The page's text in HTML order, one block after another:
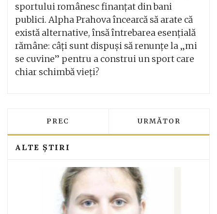
sportului românesc finanțat din bani
publici. Alpha Prahova încearcă să arate că
există alternative, însă întrebarea esențială
rămâne: câți sunt dispuși să renunțe la „mi
se cuvine” pentru a construi un sport care
chiar schimbă vieți?
ARTICOL PRECEDENT: LOCUINȚĂ
PREC ARTICOLUL
URMĂTOR
ALTE ȘTIRI